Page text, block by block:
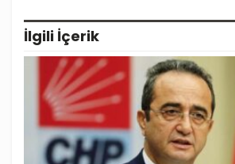
İlgili İçerik